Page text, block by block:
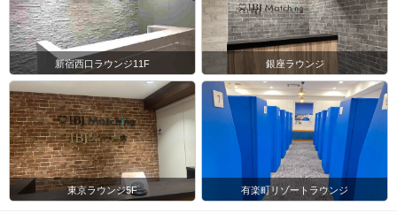
新宿西口ラウンジ11F 銀座ラウンジ
東京ラウンジ5F 有楽町リゾートラウンジ